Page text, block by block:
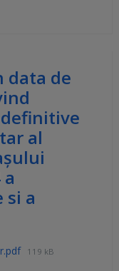
data de
al
a
119 kB